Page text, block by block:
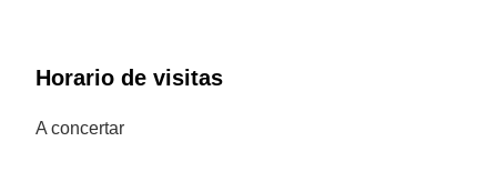
Horario de visitas
A concertar